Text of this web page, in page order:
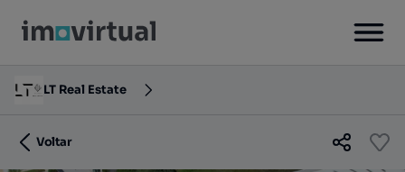
LT Real Estate
Voltar